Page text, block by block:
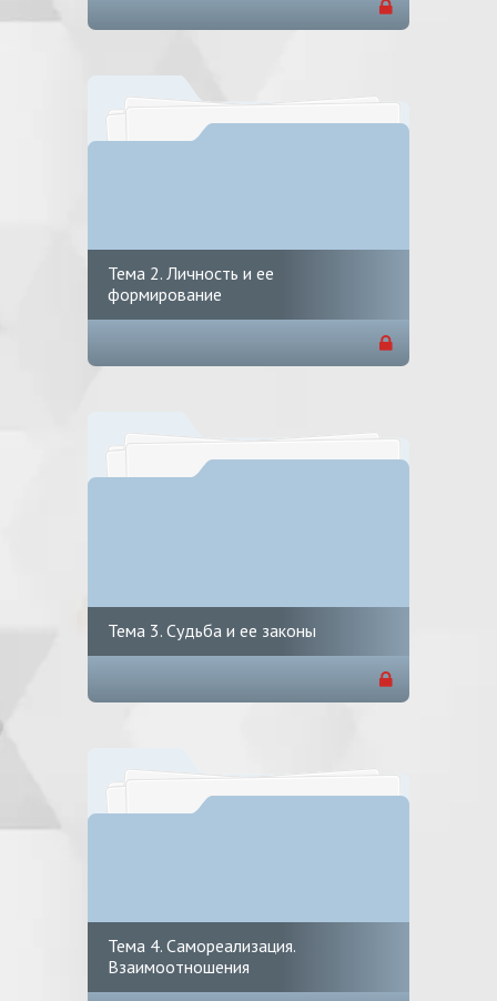
Тема 2. Личность и ее
формирование
Тема 3. Судьба и ее законы
Тема 4. Самореализация.
Взаимоотношения